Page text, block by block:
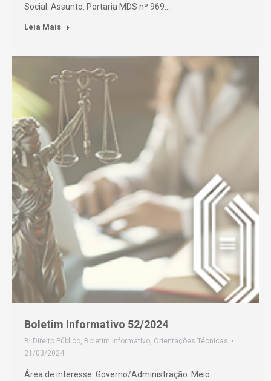
Social. Assunto: Portaria MDS nº 969.…
Leia Mais
Boletim Informativo 52/2024
BI Direito Público, Boletim Informativo, Orientações Técnicas
21/03/2024
Área de interesse: Governo/Administração. Meio